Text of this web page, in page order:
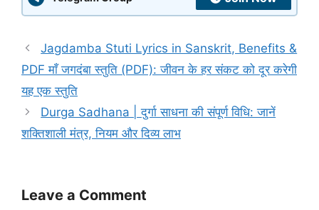
Jagdamba Stuti Lyrics in Sanskrit, Benefits &
PDF माँ जगदंबा स्तुति (PDF): जीवन के हर संकट को दूर करेगी
यह एक स्तुति
Durga Sadhana | दुर्गा साधना की संपूर्ण विधि: जानें
शक्तिशाली मंत्र, नियम और दिव्य लाभ
Leave a Comment